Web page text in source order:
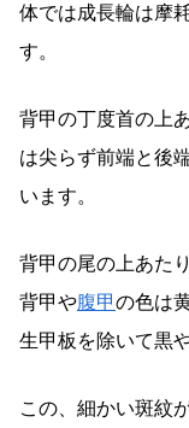
体では成長輪は摩
す。
背甲の丁度首の上
は尖らず前端と後
います。
背甲の尾の上あた
背甲や腹甲の色は
生甲板を除いて黒
この、細かい斑紋